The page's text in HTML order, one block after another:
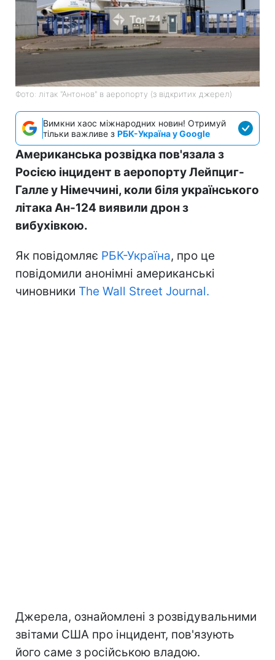
Фото: літак "Антонов" в аеропорту (з відкритих джерел)
Вимкни хаос міжнародних новин! Отримуй
тільки важливе з РБК-Україна у Google
Американська розвідка пов'язала з
Росією інцидент в аеропорту Лейпциг-
Галле у Німеччині, коли біля українського
літака Ан-124 виявили дрон з
вибухівкою.
Як повідомляє РБК-Україна, про це
повідомили анонімні американські
чиновники The Wall Street Journal.
Джерела, ознайомлені з розвідувальними
звітами США про інцидент, пов'язують
його саме з російською владою.